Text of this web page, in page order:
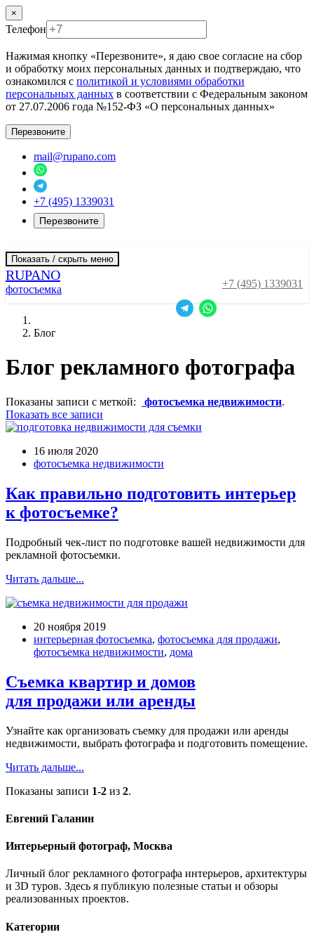
×
Телефон
Нажимая кнопку «Перезвоните», я даю свое согласие на сбор
и обработку моих персональных данных и подтверждаю, что
ознакомился с политикой и условиями обработки
персональных данных в соответствии с Федеральным законом
от 27.07.2006 года №152-ФЗ «О персональных данных»
Перезвоните
mail@rupano.com
+7 (495) 1339031
Перезвоните
Показать / скрыть меню
+7 (495) 1339031
RUPANO
фотосъемка
Блог
Блог рекламного фотографа
Показаны записи с меткой: фотосъемка недвижимости.
Показать все записи
16 июля 2020
фотосъемка недвижимости
Как правильно подготовить интерьер
к фотосъемке?
Подробный чек-лист по подготовке вашей недвижимости для
рекламной фотосъемки.
Читать дальше...
20 ноября 2019
интерьерная фотосъемка, фотосъемка для продажи,
фотосъемка недвижимости, дома
Съемка квартир и домов
для продажи или аренды
Узнайте как организовать съемку для продажи или аренды
недвижимости, выбрать фотографа и подготовить помещение.
Читать дальше...
Показаны записи 1-2 из 2.
Евгений Галанин
Интерьерный фотограф, Москва
Личный блог рекламного фотографа интерьеров, архитектуры
и 3D туров. Здесь я публикую полезные статьи и обзоры
реализованных проектов.
Категории